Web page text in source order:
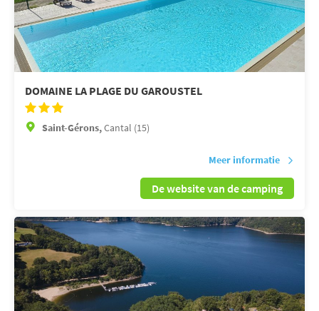
DOMAINE LA PLAGE DU GAROUSTEL
Saint-Gérons,Cantal (15)
Meer informatie
De website van de camping